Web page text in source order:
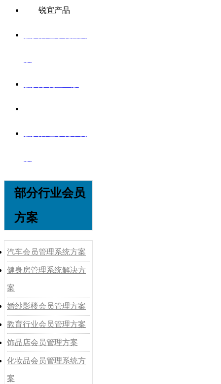
锐宜产品
部分行业会员
方案
汽车会员管理系统方案
健身房管理系统解决方
案
婚纱影楼会员管理方案
教育行业会员管理方案
饰品店会员管理方案
化妆品会员管理系统方
案